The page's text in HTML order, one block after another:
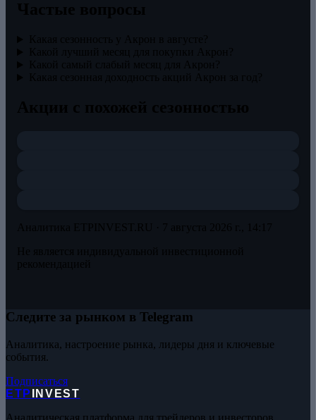
Следите за рынком в Telegram
Аналитика, настроение рынка, лидеры дня и ключевые
события.
Подписаться
ETP
INVEST
Аналитическая платформа для трейдеров и инвесторов